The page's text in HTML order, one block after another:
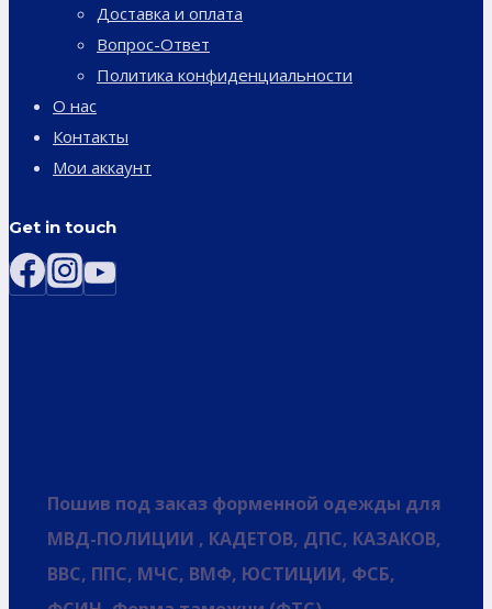
Доставка и оплата
Вопрос-Ответ
Политика конфиденциальности
О нас
Контакты
Мои аккаунт
Get in touch
Пошив под заказ форменной одежды для
МВД-ПОЛИЦИИ , КАДЕТОВ, ДПС, КАЗАКОВ,
ВВС, ППС, МЧС, ВМФ, ЮСТИЦИИ, ФСБ,